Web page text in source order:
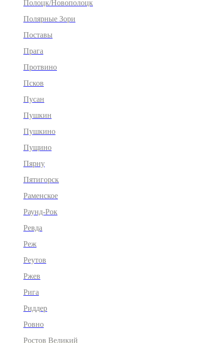
Полоцк/Новополоцк
Полярные Зори
Поставы
Прага
Протвино
Псков
Пусан
Пушкин
Пушкино
Пущино
Пярну
Пятигорск
Раменское
Раунд-Рок
Ревда
Реж
Реутов
Ржев
Рига
Риддер
Ровно
Ростов Великий